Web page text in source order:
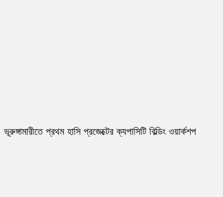
ভূরুঙ্গামারীতে প্রথম হাসি প্রজেক্টের ক্যপাসিটি বিল্ডিং ওয়ার্কশপ